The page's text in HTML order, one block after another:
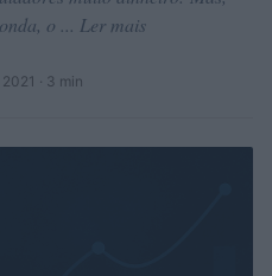
o ... Ler mais
· 3 min